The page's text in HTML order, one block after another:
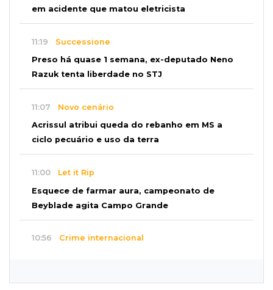
em acidente que matou eletricista
11:19 Successione
Preso há quase 1 semana, ex-deputado Neno
Razuk tenta liberdade no STJ
11:07 Novo cenário
Acrissul atribui queda do rebanho em MS a
ciclo pecuário e uso da terra
11:00 Let it Rip
Esquece de farmar aura, campeonato de
Beyblade agita Campo Grande
10:56 Crime internacional